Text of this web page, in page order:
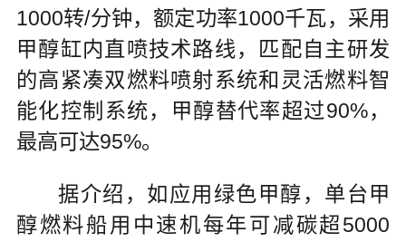
1000转/分钟，额定功率1000千瓦，采用
甲醇缸内直喷技术路线，匹配自主研发
的高紧凑双燃料喷射系统和灵活燃料智
能化控制系统，甲醇替代率超过90%，
最高可达95%。
据介绍，如应用绿色甲醇，单台甲
醇燃料船用中速机每年可减碳超5000